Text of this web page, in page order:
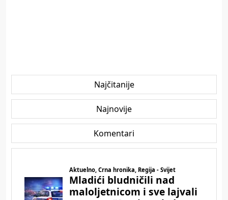
Najčitanije
Najnovije
Komentari